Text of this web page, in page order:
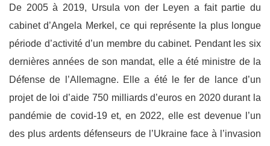
De 2005 à 2019, Ursula von der Leyen a fait partie du
cabinet d’Angela Merkel, ce qui représente la plus longue
période d’activité d’un membre du cabinet. Pendant les six
dernières années de son mandat, elle a été ministre de la
Défense de l’Allemagne. Elle a été le fer de lance d’un
projet de loi d’aide 750 milliards d’euros en 2020 durant la
pandémie de covid-19 et, en 2022, elle est devenue l’un
des plus ardents défenseurs de l’Ukraine face à l’invasion